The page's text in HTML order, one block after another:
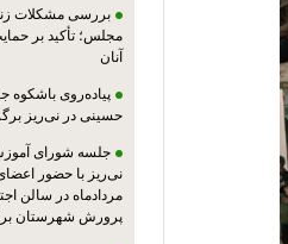
بررسی مشکلات
مجلس؛ تأکید بر
آنان
پیاده‌روی باشکوه
حسینی در نی‌ریز
جلسه شورای
مردادماه در سالن
پرورش شهرستان